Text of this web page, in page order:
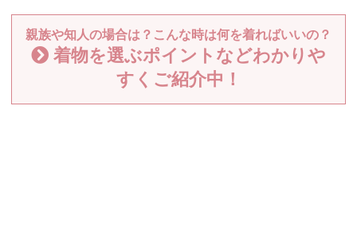
親族や知人の場合は？こんな時は何を着ればいいの？
着物を選ぶポイントなどわかりや
すくご紹介中！